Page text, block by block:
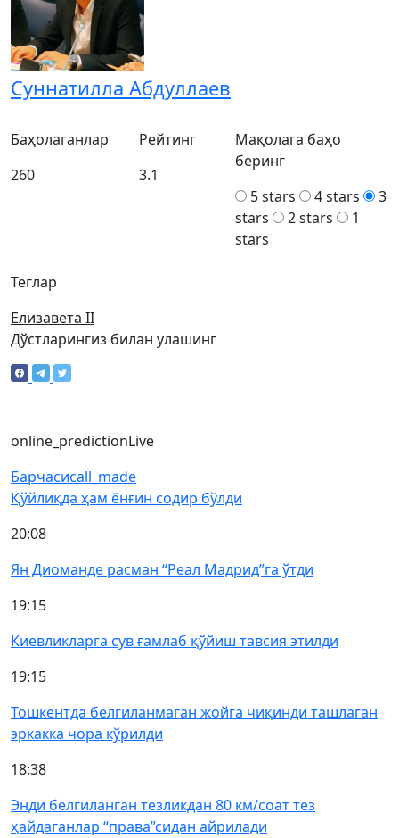
Суннатилла Абдуллаев
Теглар
Елизавета II
Баҳолаганлар
260
Рейтинг
3.1
Мақолага баҳо
беринг
5 stars
4 stars
3
stars
2 stars
1
stars
Дўстларингиз билан улашинг
online_predictionLive
Барчасиcall_made
Қўйлиқда ҳам ёнғин содир бўлди
20:08
Ян Диоманде расман “Реал Мадрид”га ўтди
19:15
Киевликларга сув ғамлаб қўйиш тавсия этилди
19:15
Тошкентда белгиланмаган жойга чиқинди ташлаган
эркакка чора кўрилди
18:38
Энди белгиланган тезликдан 80 км/соат тез
ҳайдаганлар “права”сидан айрилади